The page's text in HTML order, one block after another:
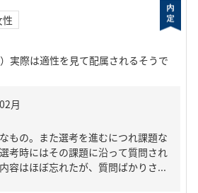
性
実際は適性を見て配属されるそうで
もの。また選考を進むにつれ課題な
考時にはその課題に沿って質問され
容はほぼ忘れたが、質問ばかりさ...